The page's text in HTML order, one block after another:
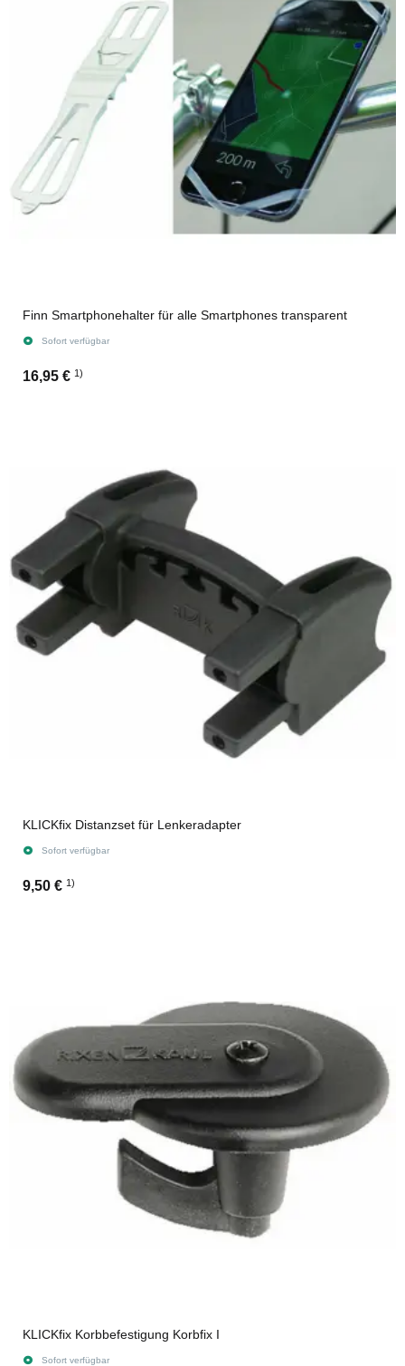
Finn Smartphonehalter für alle Smartphones transparent
Sofort verfügbar
16,95 € 1)
KLICKfix Distanzset für Lenkeradapter
Sofort verfügbar
9,50 € 1)
KLICKfix Korbbefestigung Korbfix I
Sofort verfügbar